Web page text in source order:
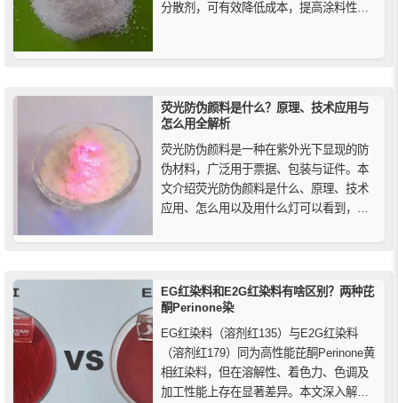
分散剂，可有效降低成本，提高涂料性
荧光防伪颜料是什么？原理、技术应用与
怎么用全解析
荧光防伪颜料是一种在紫外光下显现的防
伪材料，广泛用于票据、包装与证件。本
文介绍荧光防伪颜料是什么、原理、技术
应用、怎么用以及用什么灯可以看到，助
EG红染料和E2G红染料有啥区别？两种芘
酮Perinone染
EG红染料（溶剂红135）与E2G红染料
（溶剂红179）同为高性能芘酮Perinone黄
相红染料，但在溶解性、着色力、色调及
加工性能上存在显著差异。本文深入解析